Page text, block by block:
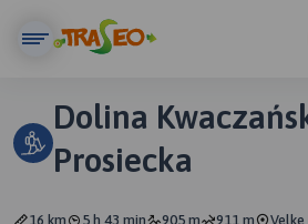
Dolina
Prosiecka
16 km 5 h 43 min 905 m 911 m Velke